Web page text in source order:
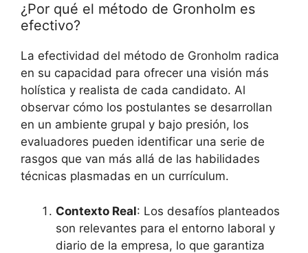
¿Por qué el método de Gronholm es
efectivo?
La efectividad del método de Gronholm radica
en su capacidad para ofrecer una visión más
holística y realista de cada candidato. Al
observar cómo los postulantes se desarrollan
en un ambiente grupal y bajo presión, los
evaluadores pueden identificar una serie de
rasgos que van más allá de las habilidades
técnicas plasmadas en un currículum.
Contexto Real: Los desafíos planteados
son relevantes para el entorno laboral y
diario de la empresa, lo que garantiza